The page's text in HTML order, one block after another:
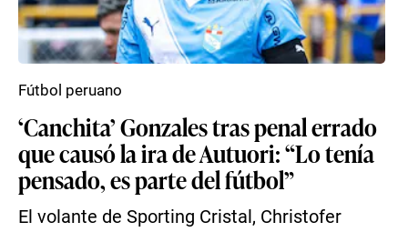
‘Canchita’ Gonzales tras penal errado
que causó la ira de Autuori: “Lo tenía
pensado, es parte del fútbol”
El volante de Sporting Cristal, Christofer
Fútbol peruano